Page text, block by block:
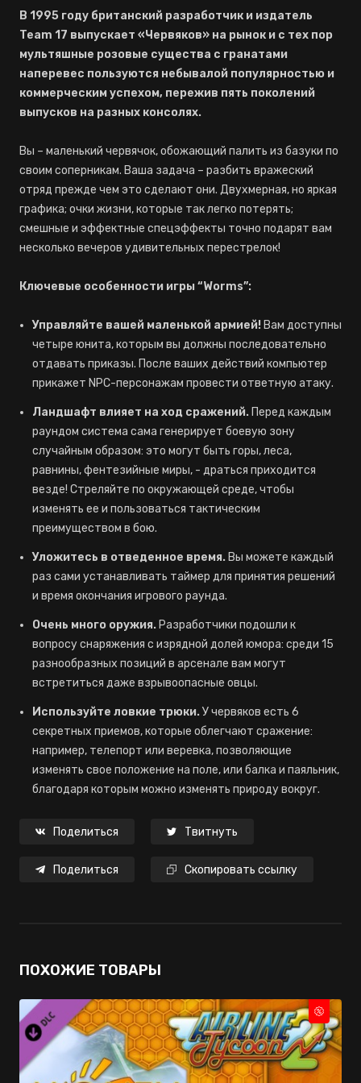
В 1995 году британский разработчик и издатель
Team 17 выпускает «Червяков» на рынок и с тех пор
мультяшные розовые существа с гранатами
наперевес пользуются небывалой популярностью и
коммерческим успехом, пережив пять поколений
выпусков на разных консолях.
Вы – маленький червячок, обожающий палить из базуки по
своим соперникам. Ваша задача – разбить вражеский
отряд прежде чем это сделают они. Двухмерная, но яркая
графика; очки жизни, которые так легко потерять;
смешные и эффектные спецэффекты точно подарят вам
несколько вечеров удивительных перестрелок!
Ключевые особенности игры “Worms”:
Управляйте вашей маленькой армией! Вам доступны
четыре юнита, которым вы должны последовательно
отдавать приказы. После ваших действий компьютер
прикажет NPC-персонажам провести ответную атаку.
Ландшафт влияет на ход сражений. Перед каждым
раундом система сама генерирует боевую зону
случайным образом: это могут быть горы, леса,
равнины, фентезийные миры, - драться приходится
везде! Стреляйте по окружающей среде, чтобы
изменять ее и пользоваться тактическим
преимуществом в бою.
Уложитесь в отведенное время. Вы можете каждый
раз сами устанавливать таймер для принятия решений
и время окончания игрового раунда.
Очень много оружия. Разработчики подошли к
вопросу снаряжения с изрядной долей юмора: среди 15
разнообразных позиций в арсенале вам могут
встретиться даже взрывоопасные овцы.
Используйте ловкие трюки.У червяков есть 6
секретных приемов, которые облегчают сражение:
например, телепорт или веревка, позволяющие
изменять свое положение на поле, или балка и паяльник,
благодаря которым можно изменять природу вокруг.
Поделиться Твитнуть
Поделиться Скопировать ссылку
ПОХОЖИЕ ТОВАРЫ